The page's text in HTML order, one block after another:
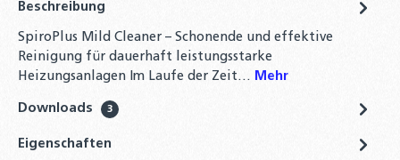
Beschreibung
SpiroPlus Mild Cleaner – Schonende und effektive
Reinigung für dauerhaft leistungsstarke
Heizungsanlagen Im Laufe der Zeit… Mehr
Downloads 3
Eigenschaften